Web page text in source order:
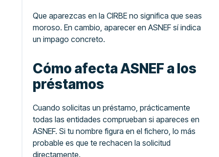
Que aparezcas en la CIRBE no significa que seas
moroso. En cambio, aparecer en ASNEF sí indica
un impago concreto.
Cómo afecta ASNEF a los
préstamos
Cuando solicitas un préstamo, prácticamente
todas las entidades comprueban si apareces en
ASNEF. Si tu nombre figura en el fichero, lo más
probable es que te rechacen la solicitud
directamente.